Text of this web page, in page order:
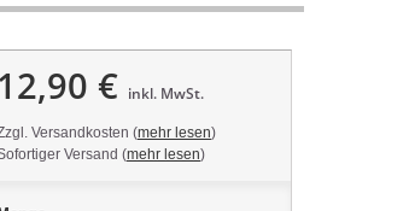
12,90 € inkl. MwSt.
Versandkosten (mehr lesen)
Versand (mehr lesen)